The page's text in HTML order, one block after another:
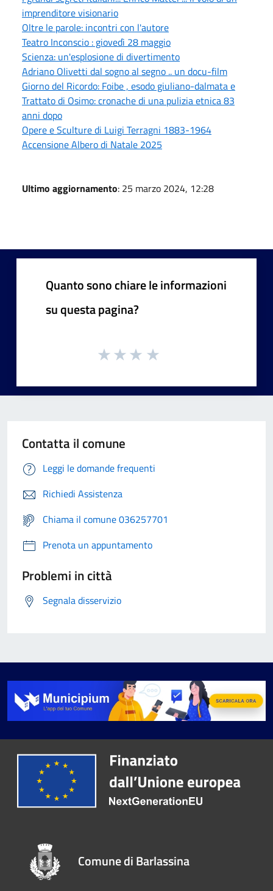
imprenditore visionario
Oltre le parole: incontri con l'autore
Teatro Inconscio : giovedì 28 maggio
Scienza: un'esplosione di divertimento
Adriano Olivetti dal sogno al segno .. un docu-film
Giorno del Ricordo: Foibe , esodo giuliano-dalmata e
Trattato di Osimo: cronache di una pulizia etnica 83
anni dopo
Opere e Sculture di Luigi Terragni 1883-1964
Accensione Albero di Natale 2025
Ultimo aggiornamento: 25 marzo 2024, 12:28
Quanto sono chiare le informazioni
su questa pagina?
Contatta il comune
Leggi le domande frequenti
Richiedi Assistenza
Chiama il comune 036257701
Prenota un appuntamento
Problemi in città
Segnala disservizio
Comune di Barlassina